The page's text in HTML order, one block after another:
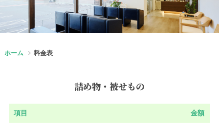
Web予約
ホーム 料金表
詰め物・被せもの
項目 金額